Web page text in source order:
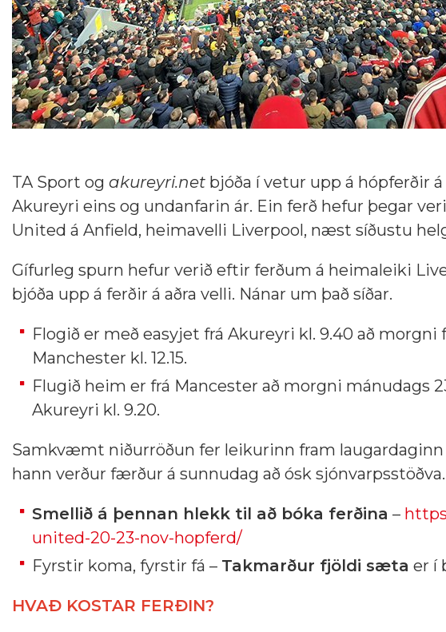
TA Sport og akureyri.net bjóða í vetur upp á hópferðir
Akureyri eins og undanfarin ár. Ein ferð hefur þegar
United á Anfield, heimavelli Liverpool, næst síðustu
Gífurleg spurn hefur verið eftir ferðum á heimaleiki
bjóða upp á ferðir á aðra velli. Nánar um það síðar.
Flogið er með easyjet frá Akureyri kl. 9.40 að
Manchester kl. 12.15.
Flugið heim er frá Mancester að morgni mánudags
Akureyri kl. 9.20.
Samkvæmt niðurröðun fer leikurinn fram
hann verður færður á sunnudag að ósk sjónvarpsstöðva.
Smellið á þennan hlekk til að bóka ferðina –
united-20-23-nov-hopferd/
Fyrstir koma, fyrstir fá – Takmarður fjöldi sæta er í
HVAÐ KOSTAR FERÐIN?